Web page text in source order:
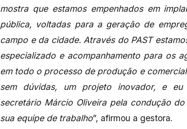
mostra que estamos empenhados em
pública, voltadas para a geração de
campo e da cidade. Através do PAST
especializado e acompanhamento para os
em todo o processo de produção e
sem dúvidas, um projeto inovador, e
secretário Márcio Oliveira pela condução
sua equipe de trabalho”, afirmou a gestora.